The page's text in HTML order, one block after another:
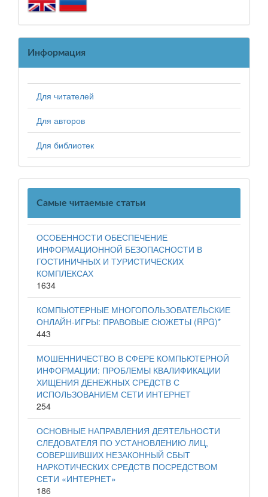
Информация
Для читателей
Для авторов
Для библиотек
Самые читаемые статьи
ОСОБЕННОСТИ ОБЕСПЕЧЕНИЕ
ИНФОРМАЦИОННОЙ БЕЗОПАСНОСТИ В
ГОСТИНИЧНЫХ И ТУРИСТИЧЕСКИХ
КОМПЛЕКСАХ
1634
КОМПЬЮТЕРНЫЕ МНОГОПОЛЬЗОВАТЕЛЬСКИЕ
ОНЛАЙН-ИГРЫ: ПРАВОВЫЕ СЮЖЕТЫ (RPG)*
443
МОШЕННИЧЕСТВО В СФЕРЕ КОМПЬЮТЕРНОЙ
ИНФОРМАЦИИ: ПРОБЛЕМЫ КВАЛИФИКАЦИИ
ХИЩЕНИЯ ДЕНЕЖНЫХ СРЕДСТВ С
ИСПОЛЬЗОВАНИЕМ СЕТИ ИНТЕРНЕТ
254
ОСНОВНЫЕ НАПРАВЛЕНИЯ ДЕЯТЕЛЬНОСТИ
СЛЕДОВАТЕЛЯ ПО УСТАНОВЛЕНИЮ ЛИЦ,
СОВЕРШИВШИХ НЕЗАКОННЫЙ СБЫТ
НАРКОТИЧЕСКИХ СРЕДСТВ ПОСРЕДСТВОМ
СЕТИ «ИНТЕРНЕТ»
186